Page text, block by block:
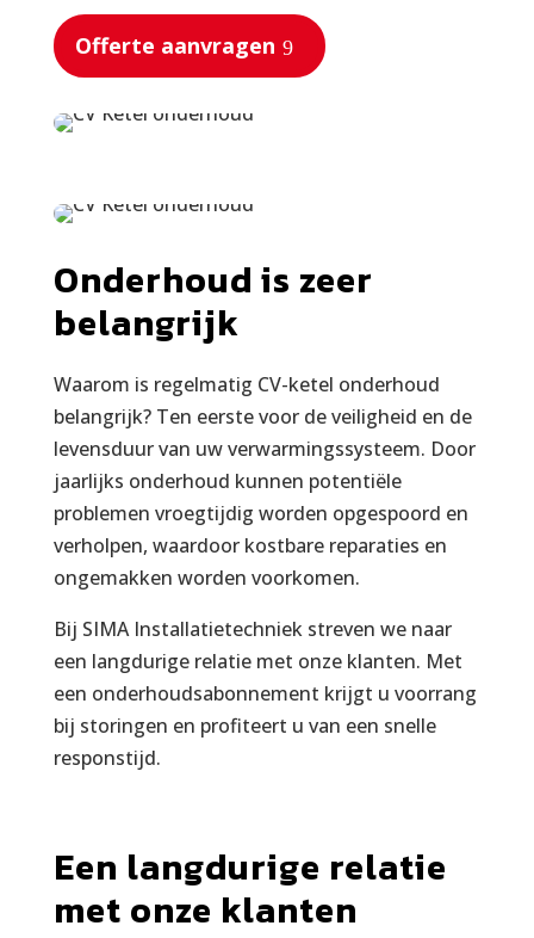
Offerte aanvragen
Onderhoud is zeer
belangrijk
Waarom is regelmatig CV-ketel onderhoud
belangrijk? Ten eerste voor de veiligheid en de
levensduur van uw verwarmingssysteem. Door
jaarlijks onderhoud kunnen potentiële
problemen vroegtijdig worden opgespoord en
verholpen, waardoor kostbare reparaties en
ongemakken worden voorkomen.
Bij SIMA Installatietechniek streven we naar
een langdurige relatie met onze klanten. Met
een onderhoudsabonnement krijgt u voorrang
bij storingen en profiteert u van een snelle
responstijd.
Een langdurige relatie
met onze klanten